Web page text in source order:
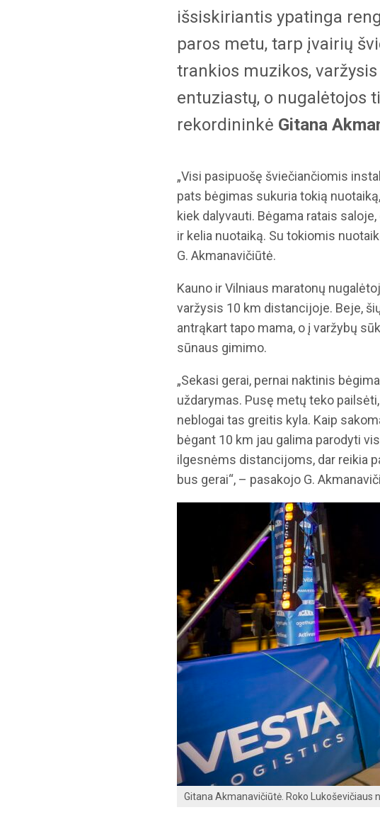
išsiskiriantis ypatinga
paros metu, tarp įvairių
trankios muzikos,
entuziastų, o nugalėtojos
rekordininkė Gitana
„Visi pasipuošę šviečiančiomis
pats bėgimas sukuria tokią
kiek dalyvauti. Bėgama ratais
ir kelia nuotaiką. Su tokiomis
G. Akmanavičiūtė.
Kauno ir Vilniaus maratonų
varžysis 10 km distancijoje. Beje,
antrąkart tapo mama, o į varžybų
sūnaus gimimo.
„Sekasi gerai, pernai naktinis
uždarymas. Pusę metų teko
neblogai tas greitis kyla. Kaip
bėgant 10 km jau galima parodyti
ilgesnėms distancijoms, dar reikia
bus gerai“, – pasakojo G.
Gitana Akmanavičiūtė. Roko Lukoševičiaus